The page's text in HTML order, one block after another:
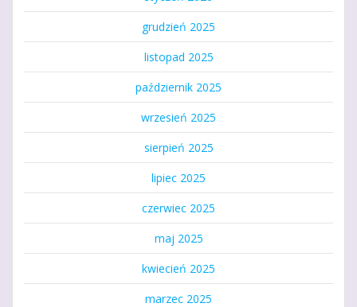
grudzień 2025
listopad 2025
październik 2025
wrzesień 2025
sierpień 2025
lipiec 2025
czerwiec 2025
maj 2025
kwiecień 2025
marzec 2025